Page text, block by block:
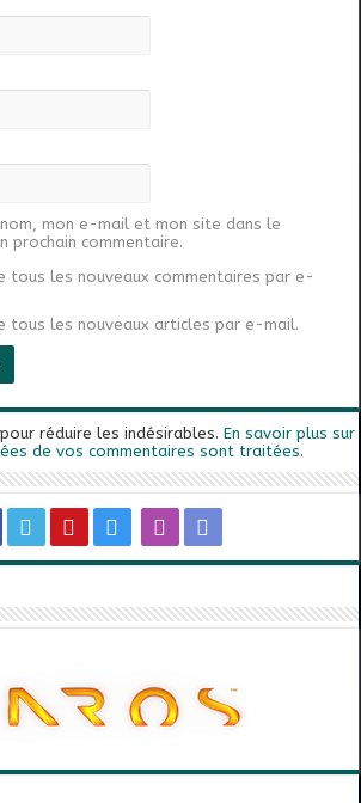
mon e-mail et mon site dans le
prochain commentaire.
tous les nouveaux commentaires par e-
tous les nouveaux articles par e-mail.
réduire les indésirables.En savoir plus sur
de vos commentaires sont traitées.